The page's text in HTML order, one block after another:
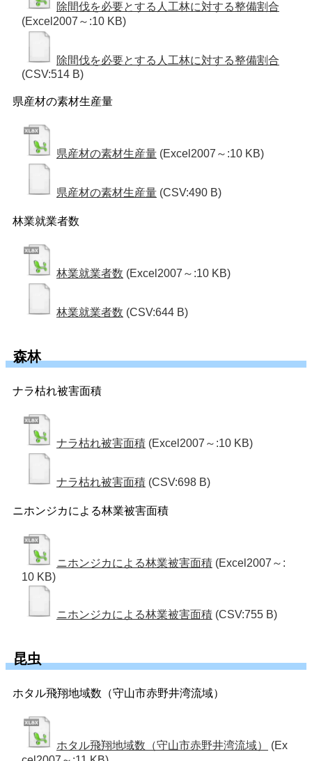
除間伐を必要とする人工林に対する整備割合
(Excel2007～:10 KB)
除間伐を必要とする人工林に対する整備割合
(CSV:514 B)
県産材の素材生産量
県産材の素材生産量 (Excel2007～:10 KB)
県産材の素材生産量 (CSV:490 B)
林業就業者数
林業就業者数 (Excel2007～:10 KB)
林業就業者数 (CSV:644 B)
森林
ナラ枯れ被害面積
ナラ枯れ被害面積 (Excel2007～:10 KB)
ナラ枯れ被害面積 (CSV:698 B)
ニホンジカによる林業被害面積
ニホンジカによる林業被害面積 (Excel2007～:
10 KB)
ニホンジカによる林業被害面積 (CSV:755 B)
昆虫
ホタル飛翔地域数（守山市赤野井湾流域）
ホタル飛翔地域数（守山市赤野井湾流域）
(Ex